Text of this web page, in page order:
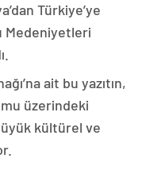
Türkiye’ye
Medeniyetleri
ait bu yazıtın,
üzerindeki
kültürel ve